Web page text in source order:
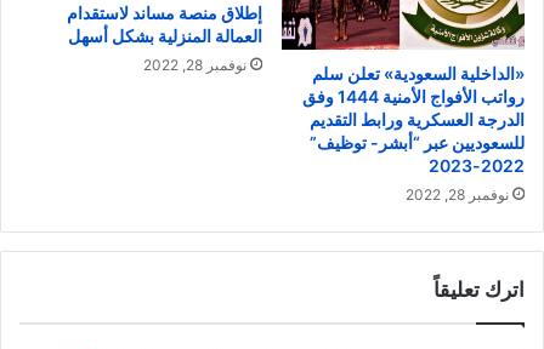
«الداخلية السعودية» تعلن سلم
رواتب الأفواج الأمنية 1444 وفق
الدرجة العسكرية ورابط التقديم
للسعوديين عبر “أبشر- توظيف”
2022-2023
نوفمبر 28, 2022
إطلاق منصة مساند لاستقدام
العمالة المنزلية بشكل أسهل
نوفمبر 28, 2022
اترك تعليقاً